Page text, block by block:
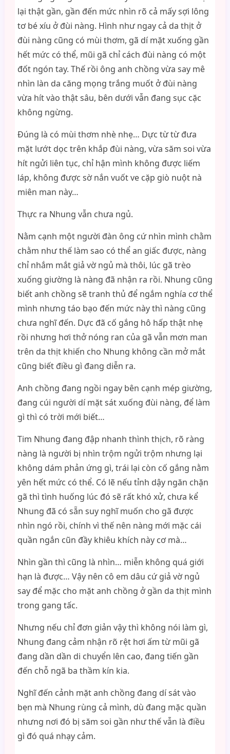
lại thật gần, gần đến mức nhìn rõ cả mấy sợi lông
tơ bé xíu ở đùi nàng. Hình như ngay cả da thịt ở
đùi nàng cũng có mùi thơm, gã dí mặt xuống gần
hết mức có thể, mũi gã chỉ cách đùi nàng có một
đốt ngón tay. Thế rồi ông anh chồng vừa say mê
nhìn làn da căng mọng trắng muốt ở đùi nàng
vừa hít vào thật sâu, bên dưới vẫn đang sục cặc
không ngừng.
Đúng là có mùi thơm nhè nhẹ… Dực từ từ đưa
mặt lướt dọc trên khắp đùi nàng, vừa săm soi vừa
hít ngửi liên tục, chỉ hận mình không được liếm
láp, không được sờ nắn vuốt ve cặp giò nuột nà
miên man này…
Thực ra Nhung vẫn chưa ngủ.
Nằm cạnh một người đàn ông cứ nhìn mình chằm
chằm như thế làm sao có thể an giấc được, nàng
chỉ nhắm mắt giả vờ ngủ mà thôi, lúc gã trèo
xuống giường là nàng đã nhận ra rồi. Nhung cũng
biết anh chồng sẽ tranh thủ để ngắm nghía cơ thể
mình nhưng táo bạo đến mức này thì nàng cũng
chưa nghĩ đến. Dực đã cố gắng hô hấp thật nhẹ
rồi nhưng hơi thở nóng ran của gã vẫn mơn man
trên da thịt khiến cho Nhung không cần mở mắt
cũng biết điều gì đang diễn ra.
Anh chồng đang ngồi ngay bên cạnh mép giường,
đang cúi người dí mặt sát xuống đùi nàng, để làm
gì thì có trời mới biết…
Tim Nhung đang đập nhanh thình thịch, rõ ràng
nàng là người bị nhìn trộm ngửi trộm nhưng lại
không dám phản ứng gì, trái lại còn cố gắng nằm
yên hết mức có thể. Có lẽ nếu tỉnh dậy ngăn chặn
gã thì tình huống lúc đó sẽ rất khó xử, chưa kể
Nhung đã có sẵn suy nghĩ muốn cho gã được
nhìn ngó rồi, chính vì thế nên nàng mới mặc cái
quần ngắn cũn đầy khiêu khích này cơ mà…
Nhìn gần thì cũng là nhìn… miễn không quá giới
hạn là được… Vậy nên cô em dâu cứ giả vờ ngủ
say để mặc cho mặt anh chồng ở gần da thịt mình
trong gang tấc.
Nhưng nếu chỉ đơn giản vậy thì không nói làm gì,
Nhung đang cảm nhận rõ rệt hơi ấm từ mũi gã
đang dần dần di chuyển lên cao, đang tiến gần
đến chỗ ngã ba thầm kín kia.
Nghĩ đến cảnh mặt anh chồng đang dí sát vào
bẹn mà Nhung rùng cả mình, dù đang mặc quần
nhưng nơi đó bị săm soi gần như thế vẫn là điều
gì đó quá nhạy cảm.